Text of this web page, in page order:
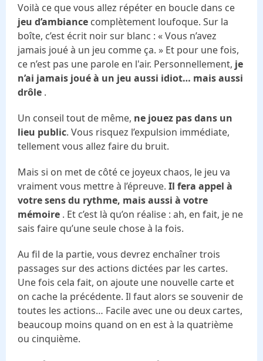
Voilà ce que vous allez répéter en boucle dans ce
jeu d’ambiance complètement loufoque. Sur la
boîte, c’est écrit noir sur blanc : « Vous n’avez
jamais joué à un jeu comme ça. » Et pour une fois,
ce n’est pas une parole en l'air. Personnellement, je
n’ai jamais joué à un jeu aussi idiot… mais aussi
drôle .
Un conseil tout de même, ne jouez pas dans un
lieu public. Vous risquez l’expulsion immédiate,
tellement vous allez faire du bruit.
Mais si on met de côté ce joyeux chaos, le jeu va
vraiment vous mettre à l’épreuve. Il fera appel à
votre sens du rythme, mais aussi à votre
mémoire . Et c’est là qu’on réalise : ah, en fait, je ne
sais faire qu’une seule chose à la fois.
Au fil de la partie, vous devrez enchaîner trois
passages sur des actions dictées par les cartes.
Une fois cela fait, on ajoute une nouvelle carte et
on cache la précédente. Il faut alors se souvenir de
toutes les actions… Facile avec une ou deux cartes,
beaucoup moins quand on en est à la quatrième
ou cinquième.